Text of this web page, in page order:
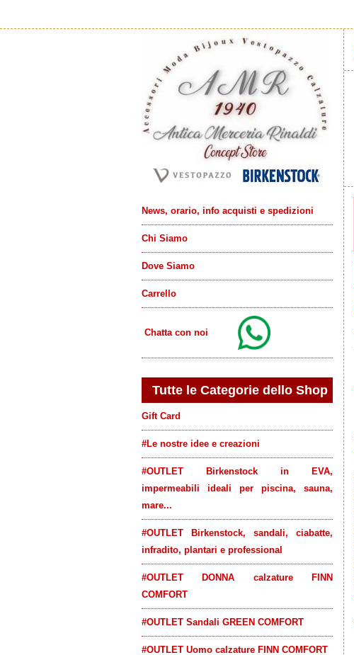
News, orario, info acquisti e spedizioni
Chi Siamo
Dove Siamo
Carrello
Chatta con noi
Tutte le Categorie dello Shop
Gift Card
#Le nostre idee e creazioni
#OUTLET Birkenstock in EVA,
impermeabili ideali per piscina, sauna,
mare...
#OUTLET Birkenstock, sandali, ciabatte,
infradito, plantari e professional
#OUTLET DONNA calzature FINN
COMFORT
#OUTLET Sandali GREEN COMFORT
#OUTLET Uomo calzature FINN COMFORT